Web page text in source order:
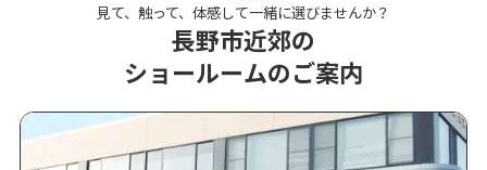
見て、触って、体感して一緒に選びませんか？
長野市近郊の
ショールームのご案内